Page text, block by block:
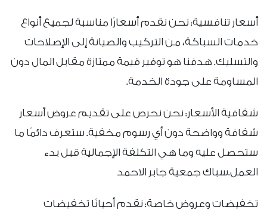
أسعار تنافسية: نحن نقدم أسعارًا مناسبة لجميع أنواع
خدمات السباكة، من التركيب والصيانة إلى الإصلاحات
والتسليك. هدفنا هو توفير قيمة ممتازة مقابل المال دون
المساومة على جودة الخدمة.
شفافية الأسعار: نحن نحرص على تقديم عروض أسعار
شفافة وواضحة دون أي رسوم مخفية. ستعرف دائمًا ما
ستحصل عليه وما هي التكلفة الإجمالية قبل بدء
العمل.سباك جمعية جابر الاحمد
تخفيضات وعروض خاصة: نقدم أحيانًا تخفيضات